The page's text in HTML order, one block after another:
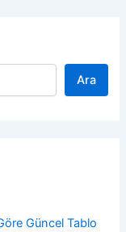
Ara
Güncel Tablo